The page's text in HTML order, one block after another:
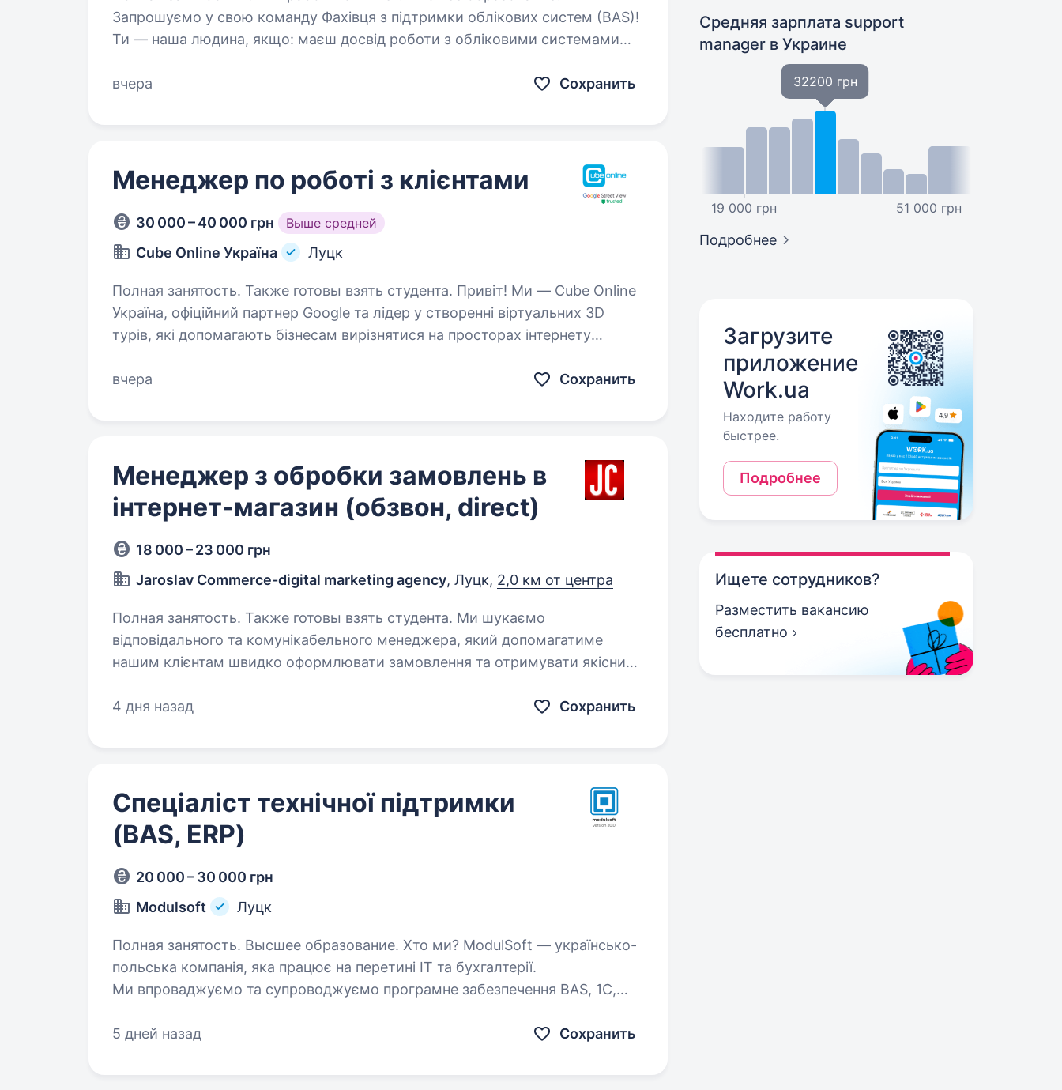
Запрошуємо у свою команду Фахівця з підтримки облікових систем (BAS)!
Ти — наша людина, якщо: маєш досвід роботи з обліковими системами
та управлінських…
вчера Сохранить
Менеджер по роботі з клієнтами
30 000 – 40 000 грн Выше средней
Cube Online Україна Луцк
Полная занятость. Также готовы взять студента. Привіт! Ми — Cube Online
Україна, офіційний партнер Google та лідер у створенні віртуальних 3D
турів, які допомагають бізнесам вирізнятися на просторах інтернету
вчера
Сохранить
Менеджер з обробки замовлень в
інтернет-магазин (обзвон, direct)
18 000 – 23 000 грн
Jaroslav Commerce-digital marketing agency, Луцк, 2,0 км от центра
Полная занятость. Также готовы взять студента. Ми шукаємо
відповідального та комунікабельного менеджера, який допомагатиме
нашим клієнтам швидко оформлювати замовлення та отримувати якісний
хочете…
4 дня назад Сохранить
Спеціаліст технічної підтримки
(BAS, ERP)
20 000 – 30 000 грн
Modulsoft
Луцк
Полная занятость. Высшее образование. Хто ми? МodulSoft — українсько-
польська компанія, яка працює на перетині ІТ та бухгалтерії.
Ми впроваджуємо та супроводжуємо програмне забезпечення BAS, 1С,
5 дней назад
Сохранить
Средняя зарплата support
manager в Украине
19 000 грн
32200 грн
51 000 грн
Подробнее
Загрузите
приложение
Work.ua
Находите работу
быстрее.
Подробнее
Ищете сотрудников?
Разместить вакансию
бесплатно